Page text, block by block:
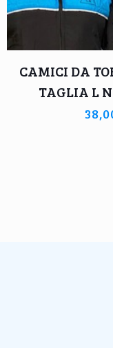
CAMICI DA
TAGLIA L